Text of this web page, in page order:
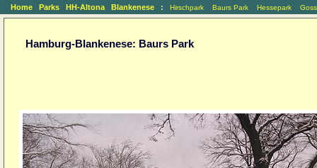
Home Parks HH-Altona Blankenese : Hirschpark Baurs Park Hessepark
Hamburg-Blankenese: Baurs Park